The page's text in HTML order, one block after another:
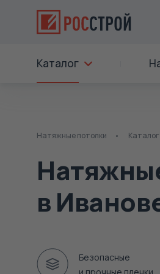
Каталог
Натяжные потолки Каталог
в
Безопасные